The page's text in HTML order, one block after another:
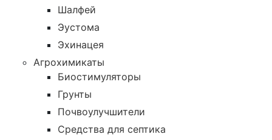
Шалфей
Эустома
Эхинацея
Агрохимикаты
Биостимуляторы
Грунты
Почвоулучшители
Средства для септика